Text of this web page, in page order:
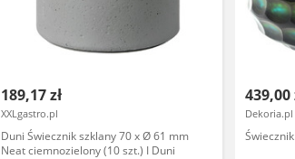
189,17 zł
XXLgastro.pl
Duni Świecznik szklany 70 x Ø 61 mm
Neat ciemnozielony (10 szt.) I Duni
439,00
Dekoria.pl